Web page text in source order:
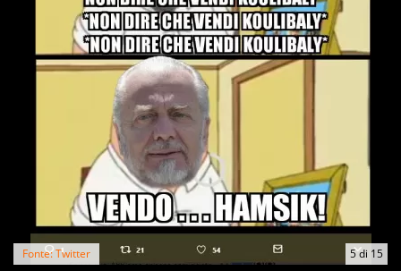
5di 15
Fonte: Twitter